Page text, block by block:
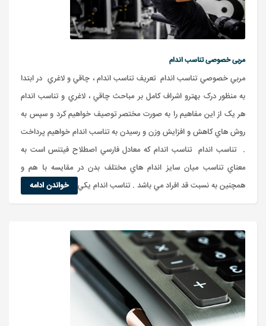
مربی خصوصی تناسب اندام
مربي خصوصي تناسب اندام تعريف تناسب اندام ، چاقي و لاغري در ابتدا
به منظور درک بهترو اشراف کامل بر مباحث چاقي ، لاغري و تناسب اندام
هر يک از اين مفاهيم را به صورت مختصر توصيف خواهيم کرد و سپس به
روش هاي کاهش و افزايش وزن و رسيدن به تناسب اندام خواهيم پرداخت
. تناسب اندام تناسب اندام که معادل فارسي اصطلاح فيتنس است به
معناي تناسب ميان سايز اندام هاي مختلف بدن در مقايسه با هم و
همچنين به نسبت قد افراد مي باشد . تناسب اندام يکي از ف...خواندن ادامه